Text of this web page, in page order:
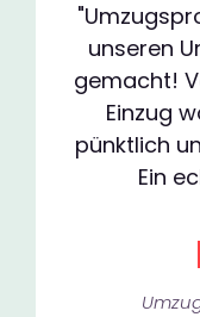
unseren
gemacht!
Einzug
pünktlich
Ein